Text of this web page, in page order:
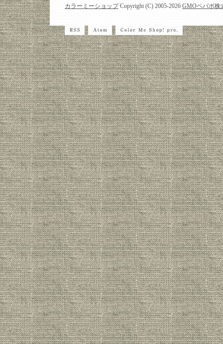
カラーミーショップCopyright (C) 2005-2026 GMOペパボ株